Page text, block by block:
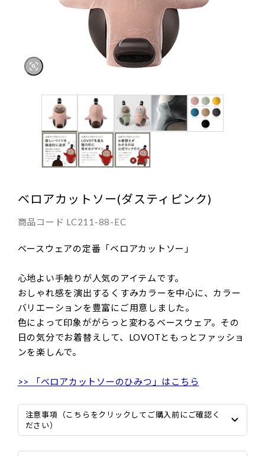
ベロアカットソー(ダスティピンク)
商品コード LC211-88-EC
ベースウェアの定番「ベロアカットソー」
心地よい手触りが人気のアイテムです。
おしゃれ感を演出するくすみカラーを中心に、カラー
バリエーションを豊富にご用意しました。
色によって印象ががらっと変わるベースウェア。その
日の気分でお着替えして、LOVOTともっとファッショ
ンを楽しんで。
>> 「ベロアカットソーのひみつ」はこちら
注意事項（こちらをクリックしてご購入前にご確認く
ださい）